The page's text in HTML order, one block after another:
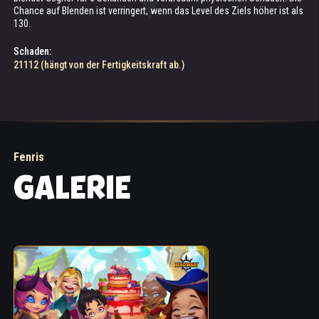
Chance auf Blenden ist verringert, wenn das Level des Ziels höher ist als
130.
Schaden:
21112 (hängt von der Fertigkeitskraft ab.)
physischen Schaden erleiden.
50.001% (hängt von der Fertigkeitskraft ab.)
Basisangriff zu blenden.
40% (hängt von der Patronatskraft ab.)
Fenris
GALERIE